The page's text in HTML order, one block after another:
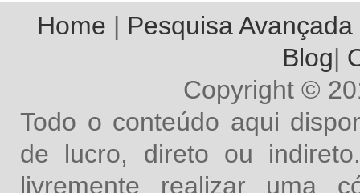
Home | Pesquisa Avançada
Blog|
Copyright ©
Todo o conteúdo aqui
de lucro, direto ou
livremente realizar uma